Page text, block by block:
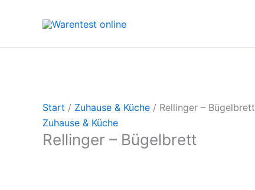
Start / Zuhause & Küche / Rellinger – Bügelbrett
Zuhause & Küche
Rellinger – Bügelbrett